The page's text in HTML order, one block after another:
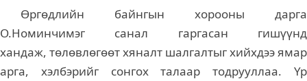
Өргөдлийн байнгын хорооны дарга
О.Номинчимэг санал гаргасан гишүүнд
хандаж, төлөвлөгөөт хяналт шалгалтыг хийхдээ ямар
арга, хэлбэрийг сонгох талаар тодрууллаа. Үр